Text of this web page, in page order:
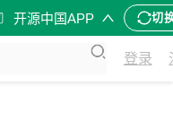
开源中国APP 切
登录